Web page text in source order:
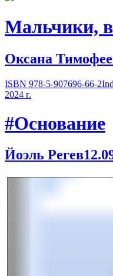
Мальчики,
Оксана
ISBN 978-5-907696-66-2
2024 г.
#Основание
Йоэль Регев